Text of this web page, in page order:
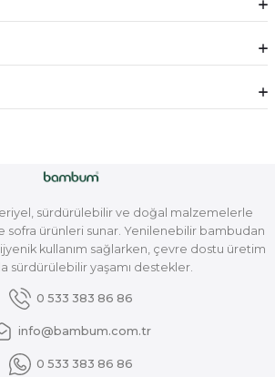
sürdürülebilir ve doğal malzemelerle
sofra ürünleri sunar. Yenilenebilir bambudan
kullanım sağlarken, çevre dostu üretim
sürdürülebilir yaşamı destekler.
0 533 383 86 86
info@bambum.com.tr
0 533 383 86 86